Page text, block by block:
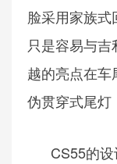
脸采用家族式
只是容易与
越的亮点在车
伪贯穿式尾灯
CS55的